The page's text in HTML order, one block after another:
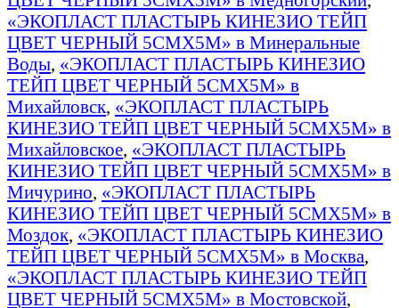
«ЭКОПЛАСТ ПЛАСТЫРЬ КИНЕЗИО ТЕЙП
ЦВЕТ ЧЕРНЫЙ 5СМХ5М» в Минеральные
Воды, «ЭКОПЛАСТ ПЛАСТЫРЬ КИНЕЗИО
ТЕЙП ЦВЕТ ЧЕРНЫЙ 5СМХ5М» в
Михайловск, «ЭКОПЛАСТ ПЛАСТЫРЬ
КИНЕЗИО ТЕЙП ЦВЕТ ЧЕРНЫЙ 5СМХ5М» в
Михайловское, «ЭКОПЛАСТ ПЛАСТЫРЬ
КИНЕЗИО ТЕЙП ЦВЕТ ЧЕРНЫЙ 5СМХ5М» в
Мичурино, «ЭКОПЛАСТ ПЛАСТЫРЬ
КИНЕЗИО ТЕЙП ЦВЕТ ЧЕРНЫЙ 5СМХ5М» в
Моздок, «ЭКОПЛАСТ ПЛАСТЫРЬ КИНЕЗИО
ТЕЙП ЦВЕТ ЧЕРНЫЙ 5СМХ5М» в Москва,
«ЭКОПЛАСТ ПЛАСТЫРЬ КИНЕЗИО ТЕЙП
ЦВЕТ ЧЕРНЫЙ 5СМХ5М» в Мостовской,